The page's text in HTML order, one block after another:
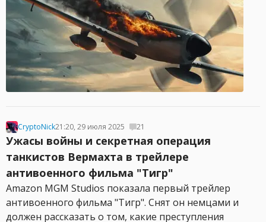
CryptoNick21:20, 29 июля 2025 21
Ужасы войны и секретная операция
танкистов Вермахта в трейлере
антивоенного фильма "Тигр"
Amazon MGM Studios показала первый трейлер
антивоенного фильма "Тигр". Снят он немцами и
должен рассказать о том, какие преступления